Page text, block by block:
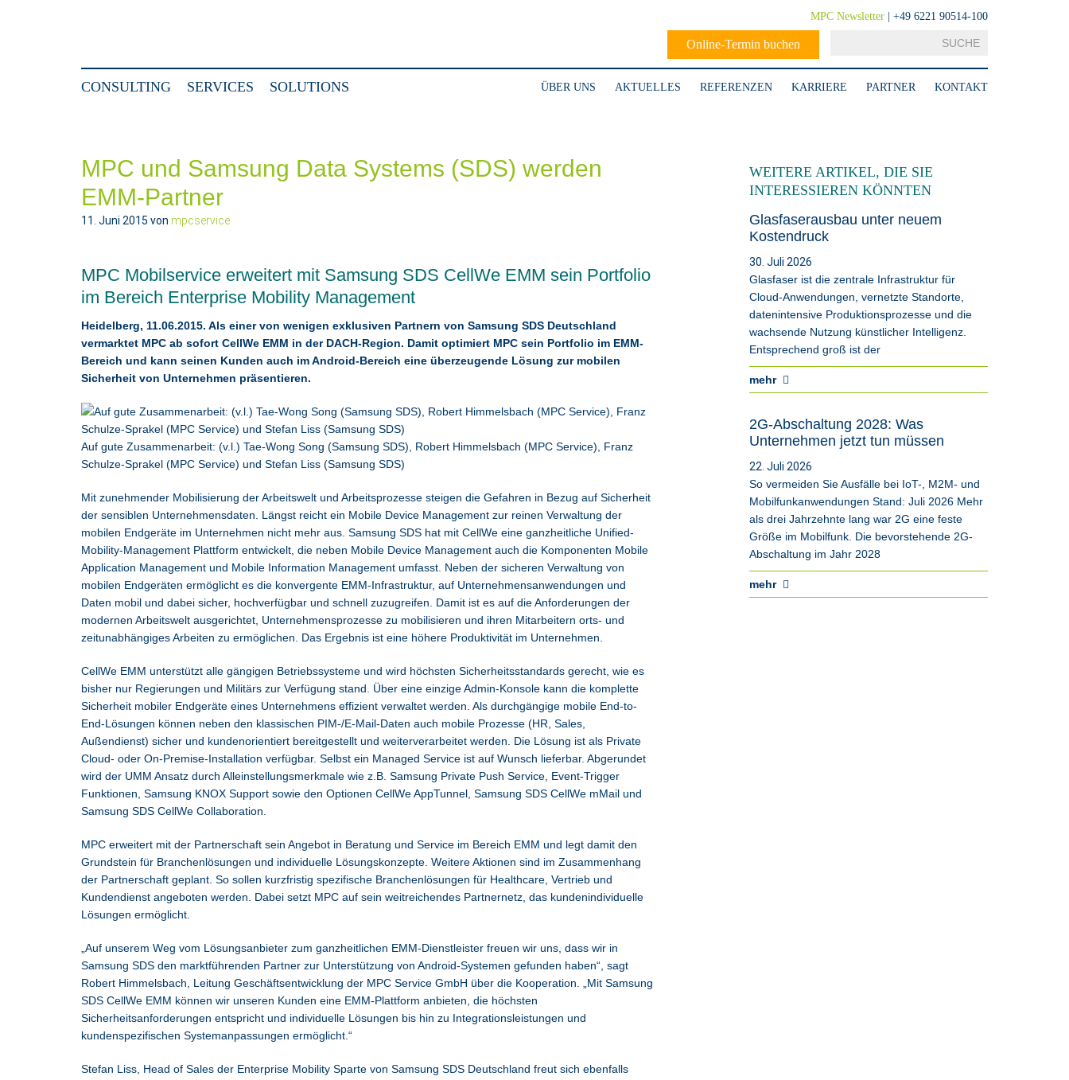
MPC Newsletter | +49 6221 90514-100
Online-Termin buchen
CONSULTING SERVICES SOLUTIONS ÜBER UNS AKTUELLES REFERENZEN KARRIERE PARTNER KONTAKT
MPC und Samsung Data Systems (SDS) werden
EMM-Partner
11. Juni 2015 von mpcservice
MPC Mobilservice erweitert mit Samsung SDS CellWe EMM sein Portfolio
im Bereich Enterprise Mobility Management
Heidelberg, 11.06.2015. Als einer von wenigen exklusiven Partnern von Samsung SDS Deutschland
vermarktet MPC ab sofort CellWe EMM in der DACH-Region. Damit optimiert MPC sein Portfolio im EMM-
Bereich und kann seinen Kunden auch im Android-Bereich eine überzeugende Lösung zur mobilen
Sicherheit von Unternehmen präsentieren.
Auf gute Zusammenarbeit: (v.l.) Tae-Wong Song (Samsung SDS), Robert Himmelsbach (MPC Service), Franz
Schulze-Sprakel (MPC Service) und Stefan Liss (Samsung SDS)
Mit zunehmender Mobilisierung der Arbeitswelt und Arbeitsprozesse steigen die Gefahren in Bezug auf Sicherheit
der sensiblen Unternehmensdaten. Längst reicht ein Mobile Device Management zur reinen Verwaltung der
mobilen Endgeräte im Unternehmen nicht mehr aus. Samsung SDS hat mit CellWe eine ganzheitliche Unified-
Mobility-Management Plattform entwickelt, die neben Mobile Device Management auch die Komponenten Mobile
Application Management und Mobile Information Management umfasst. Neben der sicheren Verwaltung von
mobilen Endgeräten ermöglicht es die konvergente EMM-Infrastruktur, auf Unternehmensanwendungen und
Daten mobil und dabei sicher, hochverfügbar und schnell zuzugreifen. Damit ist es auf die Anforderungen der
modernen Arbeitswelt ausgerichtet, Unternehmensprozesse zu mobilisieren und ihren Mitarbeitern orts- und
zeitunabhängiges Arbeiten zu ermöglichen. Das Ergebnis ist eine höhere Produktivität im Unternehmen.
CellWe EMM unterstützt alle gängigen Betriebssysteme und wird höchsten Sicherheitsstandards gerecht, wie es
bisher nur Regierungen und Militärs zur Verfügung stand. Über eine einzige Admin-Konsole kann die komplette
Sicherheit mobiler Endgeräte eines Unternehmens effizient verwaltet werden. Als durchgängige mobile End-to-
End-Lösungen können neben den klassischen PIM-/E-Mail-Daten auch mobile Prozesse (HR, Sales,
Außendienst) sicher und kundenorientiert bereitgestellt und weiterverarbeitet werden. Die Lösung ist als Private
Cloud- oder On-Premise-Installation verfügbar. Selbst ein Managed Service ist auf Wunsch lieferbar. Abgerundet
wird der UMM Ansatz durch Alleinstellungsmerkmale wie z.B. Samsung Private Push Service, Event-Trigger
Funktionen, Samsung KNOX Support sowie den Optionen CellWe AppTunnel, Samsung SDS CellWe mMail und
Samsung SDS CellWe Collaboration.
MPC erweitert mit der Partnerschaft sein Angebot in Beratung und Service im Bereich EMM und legt damit den
Grundstein für Branchenlösungen und individuelle Lösungskonzepte. Weitere Aktionen sind im Zusammenhang
der Partnerschaft geplant. So sollen kurzfristig spezifische Branchenlösungen für Healthcare, Vertrieb und
Kundendienst angeboten werden. Dabei setzt MPC auf sein weitreichendes Partnernetz, das kundenindividuelle
Lösungen ermöglicht.
„Auf unserem Weg vom Lösungsanbieter zum ganzheitlichen EMM-Dienstleister freuen wir uns, dass wir in
Samsung SDS den marktführenden Partner zur Unterstützung von Android-Systemen gefunden haben“, sagt
Robert Himmelsbach, Leitung Geschäftsentwicklung der MPC Service GmbH über die Kooperation. „Mit Samsung
SDS CellWe EMM können wir unseren Kunden eine EMM-Plattform anbieten, die höchsten
Sicherheitsanforderungen entspricht und individuelle Lösungen bis hin zu Integrationsleistungen und
kundenspezifischen Systemanpassungen ermöglicht.“
Stefan Liss, Head of Sales der Enterprise Mobility Sparte von Samsung SDS Deutschland freut sich ebenfalls
WEITERE ARTIKEL, DIE SIE
INTERESSIEREN KÖNNTEN
Glasfaserausbau unter neuem
Kostendruck
30. Juli 2026
Glasfaser ist die zentrale Infrastruktur für
Cloud-Anwendungen, vernetzte Standorte,
datenintensive Produktionsprozesse und die
wachsende Nutzung künstlicher Intelligenz.
Entsprechend groß ist der
mehr
2G-Abschaltung 2028: Was
Unternehmen jetzt tun müssen
22. Juli 2026
So vermeiden Sie Ausfälle bei IoT-, M2M- und
Mobilfunkanwendungen Stand: Juli 2026 Mehr
als drei Jahrzehnte lang war 2G eine feste
Größe im Mobilfunk. Die bevorstehende 2G-
Abschaltung im Jahr 2028
mehr